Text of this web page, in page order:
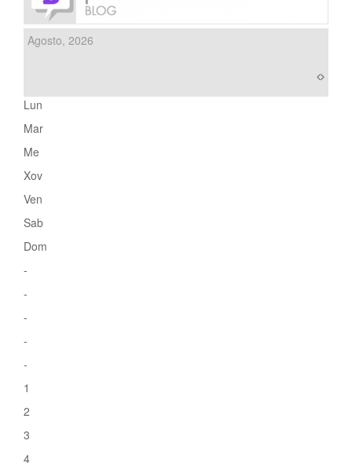
Agosto, 2026
Lun
Mar
Me
Xov
Ven
Sab
Dom
-
-
-
-
-
1
2
3
4